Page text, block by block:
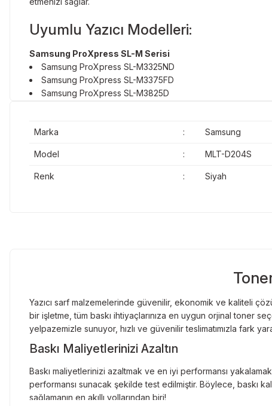
Uyumlu Yazıcı Modelleri:
Samsung ProXpress SL-M Serisi
Samsung ProXpress SL-M3325ND
Samsung ProXpress SL-M3375FD
Samsung ProXpress SL-M3825D
Samsung ProXpress SL-M3875FD
Samsung ProXpress SL-M4025ND
Samsung ProXpress SL-M4025NX
Marka : Samsung
Model : MLT-D204S
Renk : Siyah
Yazıcı sarf malzemelerinde güvenilir, ekonomik ve kaliteli
bir işletme, tüm baskı ihtiyaçlarınıza en uygun orjinal toner
yelpazemizle sunuyor, hızlı ve güvenilir teslimatımızla fark
Baskı Maliyetlerinizi Azaltın
Baskı maliyetlerinizi azaltmak ve en iyi performansı
performansı sunacak şekilde test edilmiştir. Böylece, baskı
sağlamanın en akıllı yollarından biri!